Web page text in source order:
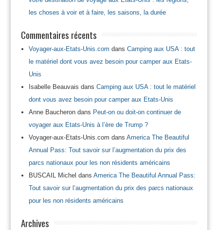
les choses à voir et à faire, les saisons, la durée
Commentaires récents
Voyager-aux-Etats-Unis.com dans Camping aux USA : tout
le matériel dont vous avez besoin pour camper aux Etats-
Unis
Isabelle Beauvais dans Camping aux USA : tout le matériel
dont vous avez besoin pour camper aux Etats-Unis
Anne Baucherondans Peut-on ou doit-on continuer de
voyager aux Etats-Unis à l’ère de Trump ?
Voyager-aux-Etats-Unis.com dans America The Beautiful
Annual Pass: Tout savoir sur l’augmentation du prix des
parcs nationaux pour les non résidents américains
BUSCAIL Michel dans America The Beautiful Annual Pass:
Tout savoir sur l’augmentation du prix des parcs nationaux
pour les non résidents américains
Archives